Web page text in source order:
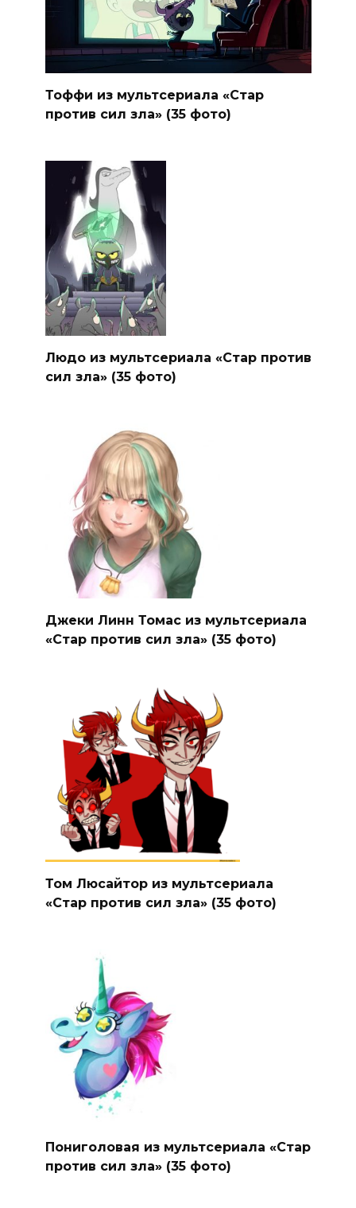
Тоффи из мультсериала «Стар
против сил зла» (35 фото)
Людо из мультсериала «Стар против
сил зла» (35 фото)
Джеки Линн Томас из мультсериала
«Стар против сил зла» (35 фото)
Том Люсайтор из мультсериала
«Стар против сил зла» (35 фото)
Пониголовая из мультсериала «Стар
против сил зла» (35 фото)